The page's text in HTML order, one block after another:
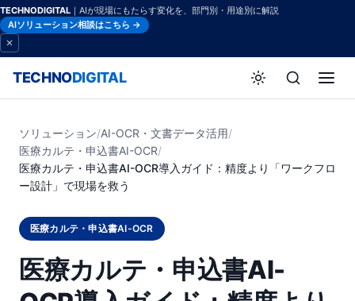
TECHNODIGITAL ｜AIが現場にもたらす変化を、部門別・用途別に解説
AIソリューション相談はこちら →
TECHNODIGITAL
ソリューション/AI-OCR・文書データ活用/
医療カルテ・申込書AI-OCR/
医療カルテ・申込書AI-OCR導入ガイド：精度より「ワークフロ
ー設計」で現場を救う
医療カルテ・申込書AI-OCR
医療カルテ・申込書AI-